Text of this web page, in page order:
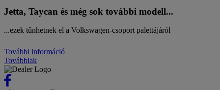
Jetta, Taycan és még sok további modell...
...ezek tűnhetnek el a Volkswagen-csoport palettájáról
További információ
Továbbiak